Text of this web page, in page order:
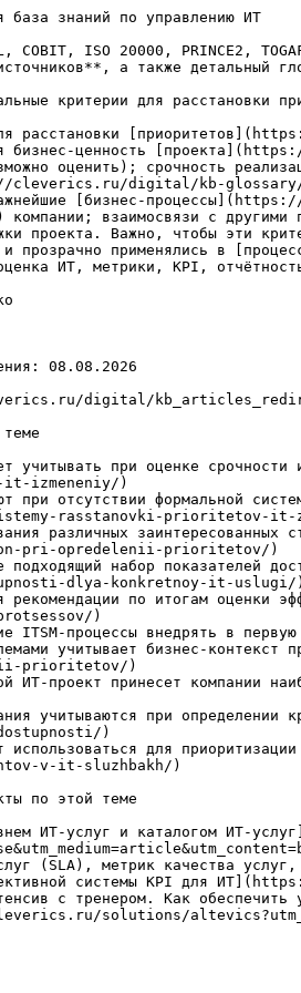
база знаний по управлению ИТ
COBIT, ISO 20000, PRINCE2,
а также детальный
критерии для расстановки
расстановки
бизнес-ценность
оценить); срочность
cleverics.ru/digital/kb-glossary/
[бизнес-
взаимосвязи с
проекта. Важно, чтобы эти
прозрачно применялись в
ИТ, метрики, KPI,
08.08.2026
digital/
учитывать при оценке
izmeneniy/)
при отсутствии формальной
rasstanovki-prioritetov-it-
различных
pri-opredelenii-prioritetov/)
подходящий набор
dlya-konkretnoy-it-uslugi/)
рекомендации по итогам
)
ITSM-процессы внедрять в
учитывает бизнес-
prioritetov/)
ИТ-проект принесет
учитываются при
)
использоваться для
v-it-sluzhbakh/)
по этой теме
ИТ-услуг и каталогом ИТ-
(SLA), метрик качества услуг,
системы KPI для
с тренером. Как обеспечить
solutions/